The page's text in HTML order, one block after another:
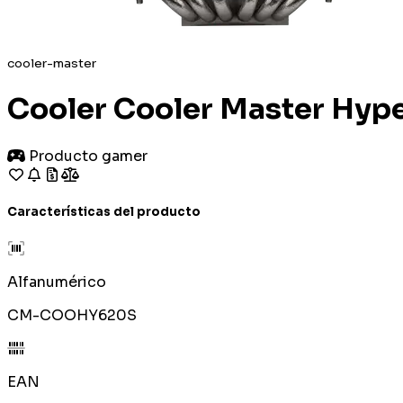
cooler-master
Cooler Cooler Master
Producto gamer
Características del producto
Alfanumérico
CM-COOHY620S
EAN